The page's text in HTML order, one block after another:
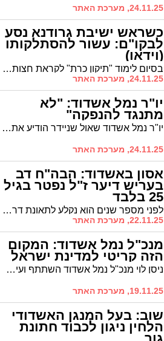
24.11.25, מערכת האתר
כשראש ישיבת גרודנא נסע
לבקו"ם: עשור להסתלקותו
(וידאו)
בסיום לימוד "תיקון כרת" לקראת חצות לילה המרא דאתרא הגר"ח פינטו הזכיר את גדלותו של הגרד"צ קרלנשטיין זצ"ל. כיצד הגיב הגרד"צ קרלנשטיין לאחר שנפגש לראשונה עם הרה"צ רבי משה אהרון פינטו זצ"ל? מדוע הגרד"צ קרלנשטיין נסע באוטובוס לתל השומר? בכל שבת היה מכתת את רגליו לשאת דברי חיזוק והתעוררות בבתי הכנסת
24.11.25, מערכת האתר
יו"ר נמל אשדוד: "לא
מתנגד להנפקה"
יו"ר נמל אשדוד שאול שניידר הודיע אתמול כי הוא לא מתנגד להנפקת הנמל במתווה שיעלה כ-2 מיליארד שקלים. "הצעתי מתווה של הנפקת מניות מיעוט עד 49%, שייתן מיליארד שקל הון לחברה ועוד מיליארד שקל דיבידנד למדינה"
24.11.25, מערכת האתר
אסון באשדוד: הבה"ח דב
בעריש דיער ז"ל נפטר בגיל
25 בלבד
לפני מספר שנים הוא נקלע לתאונת דרכים לאחר נסיעה על קורקינט חשמלי ומאז שהה בקומה בבית החולים תל השומר ובהמשך בבית הדר באשדוד. הלוויה תצא היום, מוצאי שבת קודש, בשעה 21:45 מבית המשפחה ברח' רשב"י 17 באשדוד, דרך בית המדרש דחסידי בעלזא 'בית פנחס' ברח' ינאי, בדרכה לחלקת קהל מחזיקי הדת בבית העלמין באשדוד שם ייטמן
22.11.25, מערכת האתר
מנכ"ל נמל אשדוד: המקום
הזה קריטי למדינת ישראל
ניסן לוי מנכ"ל נמל אשדוד השתתף ועידת 'ישראל בונה חוסן' במהלכה חידד את חיונות תפקוד המל אשדוד עבור כלל אזרחי ישראל
19.11.25, מערכת האתר
שוב: בעל המנגן האשדודי
הלחין ניגון לכבוד חתונת